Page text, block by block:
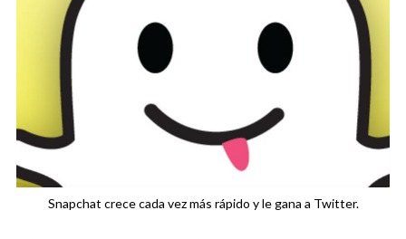
Snapchat crece cada vez más rápido y le gana a Twitter.